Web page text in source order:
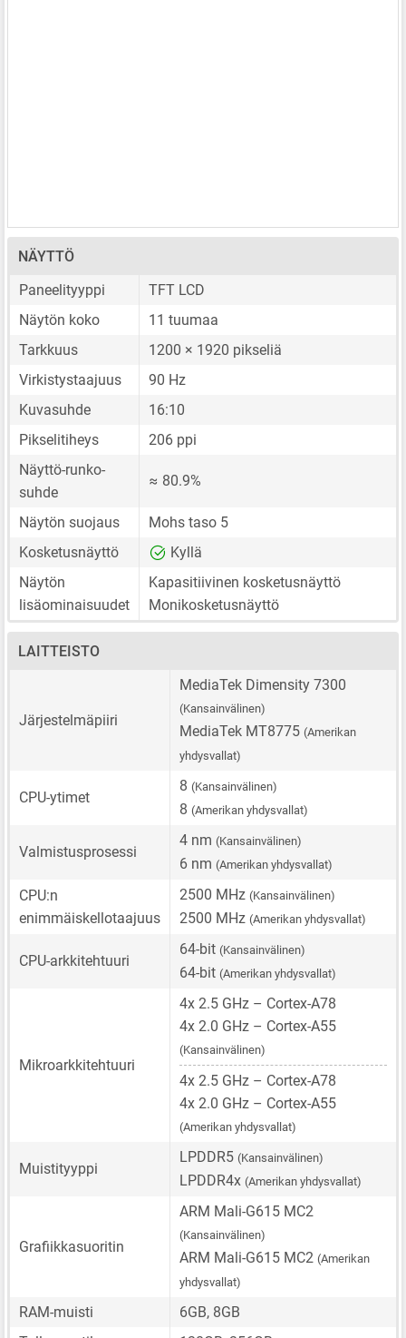
NÄYTTÖ
Paneelityyppi
TFT LCD
Näytön koko
11 tuumaa
Tarkkuus
1200 × 1920 pikseliä
Virkistystaajuus
90 Hz
Kuvasuhde
16:10
Pikselitiheys
206 ppi
Näyttö-runko-
suhde
≈ 80.9%
Näytön suojaus
Mohs taso 5
Kosketusnäyttö
Kyllä
Näytön
lisäominaisuudet
Kapasitiivinen kosketusnäyttö
Monikosketusnäyttö
LAITTEISTO
Järjestelmäpiiri
MediaTek Dimensity 7300
(Kansainvälinen)
MediaTek MT8775 (Amerikan
yhdysvallat)
CPU-ytimet
8 (Kansainvälinen)
8 (Amerikan yhdysvallat)
Valmistusprosessi
4 nm (Kansainvälinen)
6 nm (Amerikan yhdysvallat)
CPU:n
enimmäiskellotaajuus
2500 MHz (Kansainvälinen)
2500 MHz (Amerikan yhdysvallat)
CPU-arkkitehtuuri
64-bit (Kansainvälinen)
64-bit (Amerikan yhdysvallat)
Mikroarkkitehtuuri
4x 2.5 GHz – Cortex-A78
4x 2.0 GHz – Cortex-A55
(Kansainvälinen)
4x 2.5 GHz – Cortex-A78
4x 2.0 GHz – Cortex-A55
(Amerikan yhdysvallat)
Muistityyppi
LPDDR5 (Kansainvälinen)
LPDDR4x (Amerikan yhdysvallat)
Grafiikkasuoritin
ARM Mali-G615 MC2
(Kansainvälinen)
ARM Mali-G615 MC2 (Amerikan
yhdysvallat)
RAM-muisti
6GB, 8GB